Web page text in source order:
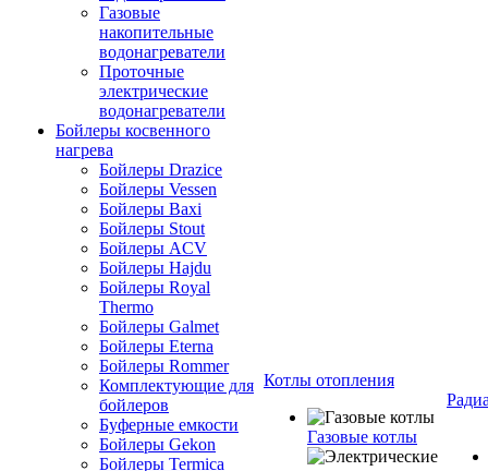
Газовые
накопительные
водонагреватели
Проточные
электрические
водонагреватели
Бойлеры косвенного
нагрева
Бойлеры Drazice
Бойлеры Vessen
Бойлеры Baxi
Бойлеры Stout
Бойлеры ACV
Бойлеры Hajdu
Бойлеры Royal
Thermo
Бойлеры Galmet
Бойлеры Eterna
Бойлеры Rommer
Комплектующие для
бойлеров
Буферные емкости
Бойлеры Gekon
Бойлеры Termica
Котлы отопления
Газовые котлы